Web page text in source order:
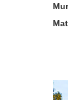
Mur